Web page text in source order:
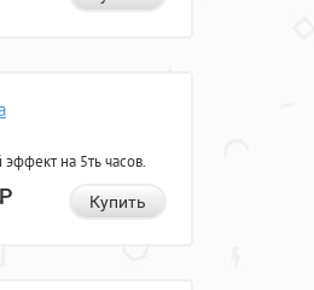
на 5ть часов.
Р Купить